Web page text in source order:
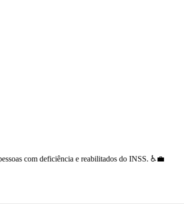
com deficiência e reabilitados do INSS. ♿💼